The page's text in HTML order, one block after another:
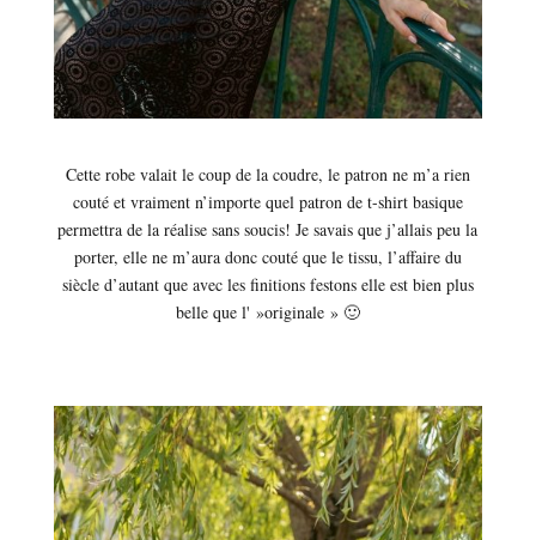
Cette robe valait le coup de la coudre, le patron ne m’a rien
couté et vraiment n’importe quel patron de t-shirt basique
permettra de la réalise sans soucis! Je savais que j’allais peu la
porter, elle ne m’aura donc couté que le tissu, l’affaire du
siècle d’autant que avec les finitions festons elle est bien plus
belle que l' »originale » 🙂